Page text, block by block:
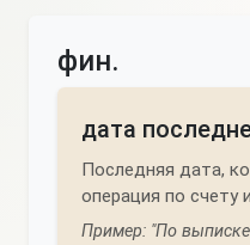
фин.
дата
Последняя дата,
операция по счету
Пример: "По